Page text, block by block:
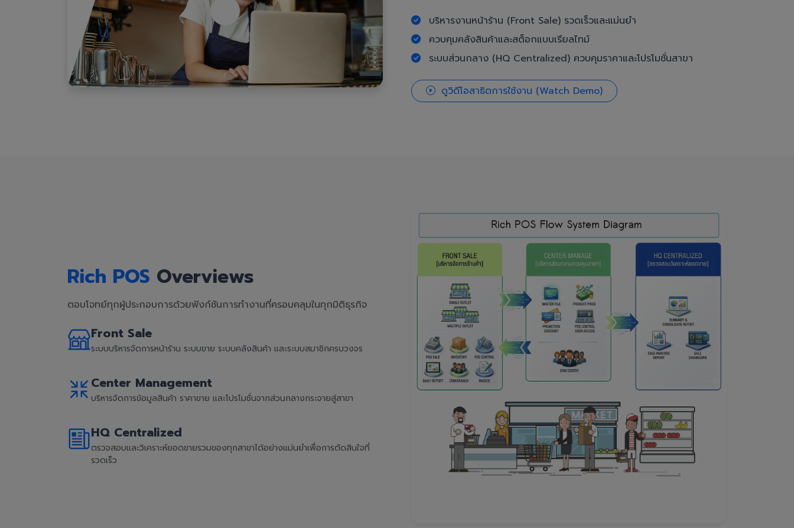
บริหารงานหน้าร้าน (Front Sale) รวดเร็วและแม่นยำ
ควบคุมคลังสินค้าและสต็อกแบบเรียลไทม์
ระบบส่วนกลาง (HQ Centralized) ควบคุมราคาและโปรโมชั่นสาขา
ดูวิดีโอสาธิตการใช้งาน (Watch Demo)
Rich POS Overviews
ตอบโจทย์ทุกผู้ประกอบการด้วยฟังก์ชันการทำงานที่ครอบคลุมในทุกมิติธุรกิจ
Front Sale
ระบบบริหารจัดการหน้าร้าน ระบบขาย ระบบคลังสินค้า และระบบสมาชิกครบวงจร
Center Management
บริหารจัดการข้อมูลสินค้า ราคาขาย และโปรโมชั่นจากส่วนกลางกระจายสู่สาขา
HQ Centralized
ตรวจสอบและวิเคราะห์ยอดขายรวมของทุกสาขาได้อย่างแม่นยำเพื่อการตัดสินใจที่
รวดเร็ว